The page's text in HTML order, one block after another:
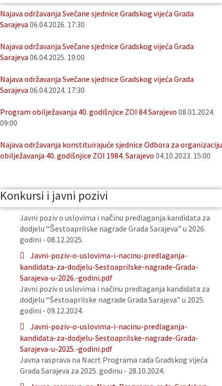
Najava održavanja Svečane sjednice Gradskog vijeća Grada
Sarajeva 06.04.2026. 17:30
Najava održavanja Svečane sjednice Gradskog vijeća Grada
Sarajeva 06.04.2025. 19:00
Najava održavanja Svečane sjednice Gradskog vijeća Grada
Sarajeva 06.04.2024. 17:30
Program obilježavanja 40. godišnjice ZOI 84 Sarajevo 08.01.2024.
09:00
Najava održavanja konstituirajuće sjednice Odbora za organizaciju
obilježavanja 40. godišnjice ZOI 1984. Sarajevo 04.10.2023. 15:00
Konkursi i javni pozivi
Javni poziv o uslovima i načinu predlaganja kandidata za
dodjelu “Šestoaprilske nagrade Grada Sarajeva” u 2026.
godini - 08.12.2025.
Javni-poziv-o-uslovima-i-nacinu-predlaganja-
kandidata-za-dodjelu-Sestoaprilske-nagrade-Grada-
Sarajeva-u-2026.-godini.pdf
Javni poziv o uslovima i načinu predlaganja kandidata za
dodjelu “Šestoaprilske nagrade Grada Sarajeva” u 2025.
godini - 09.12.2024.
Javni-poziv-o-uslovima-i-nacinu-predlaganja-
kandidata-za-dodjelu-Sestoaprilske-nagrade-Grada-
Sarajeva-u-2025.-godini.pdf
Javna rasprava na Nacrt Programa rada Gradskog vijeća
Grada Sarajeva za 2025. godinu - 28.10.2024.